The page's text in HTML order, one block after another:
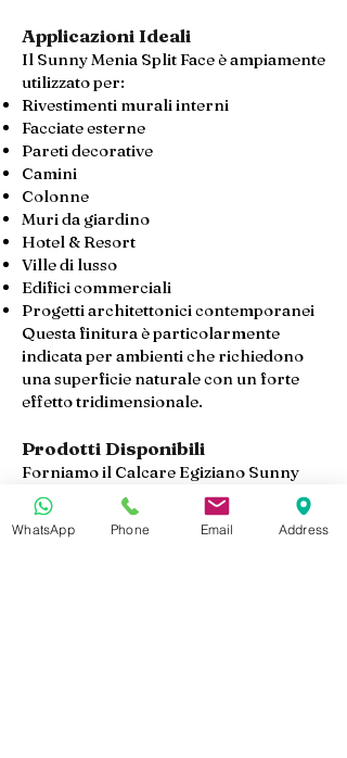
Applicazioni Ideali
Il Sunny Menia Split Face è ampiamente
utilizzato per:
Rivestimenti murali interni
Facciate esterne
Pareti decorative
Camini
Colonne
Muri da giardino
Hotel & Resort
Ville di lusso
Edifici commerciali
Progetti architettonici contemporanei
Questa finitura è particolarmente
indicata per ambienti che richiedono
una superficie naturale con un forte
effetto tridimensionale.
Prodotti Disponibili
Forniamo il Calcare Egiziano Sunny
Menia Split Face nei seguenti formati:
Pannelli Split Face
Piastrelle per Rivestimento
WhatsApp Phone Email Address